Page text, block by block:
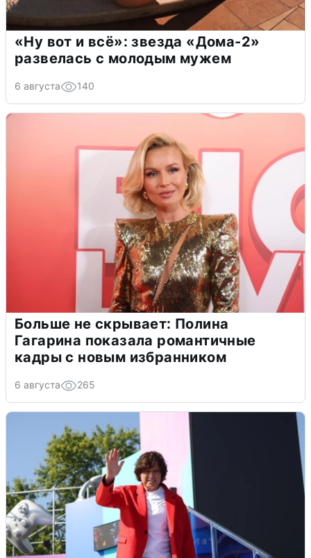
«Ну вот и всё»: звезда «Дома-2»
развелась с молодым мужем
6 августа 140
Больше не скрывает: Полина
Гагарина показала романтичные
кадры с новым избранником
6 августа 265